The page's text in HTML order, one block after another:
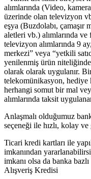
alımlarında (Video,
üzerinde olan televizyon
eşya (Buzdolabı, çamaşır
aletleri vb.) alımlarında
televizyon alımlarında 9
merkezi” veya “yetkili
yenilenmiş ürün
olarak olarak uygulanır.
telekomünikasyon, hediye
herhangi somut bir mal
alımlarında taksit
Anlaşmalı olduğumuz
seçeneği ile hızlı, kolay
Ticari kredi kartları ile
imkanından
imkanı olsa da banka
Alışveriş Kredisi